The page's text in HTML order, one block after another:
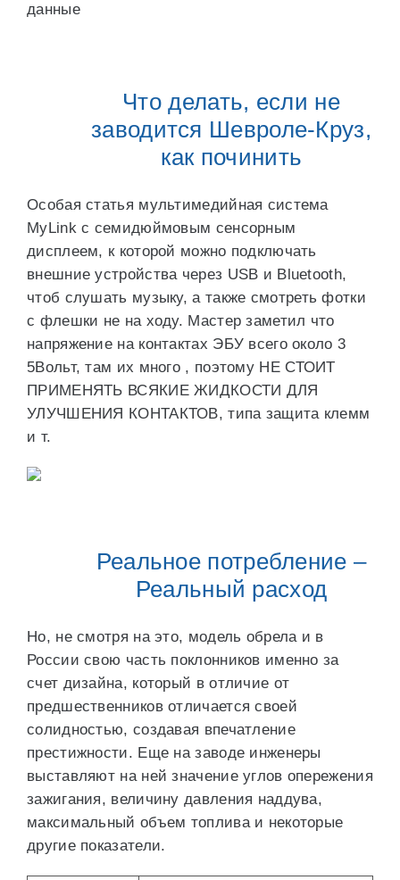
данные
Что делать, если не
заводится Шевроле-Круз,
как починить
Особая статья мультимедийная система
MyLink с семидюймовым сенсорным
дисплеем, к которой можно подключать
внешние устройства через USB и Bluetooth,
чтоб слушать музыку, а также смотреть фотки
с флешки не на ходу. Мастер заметил что
напряжение на контактах ЭБУ всего около 3
5Вольт, там их много , поэтому НЕ СТОИТ
ПРИМЕНЯТЬ ВСЯКИЕ ЖИДКОСТИ ДЛЯ
УЛУЧШЕНИЯ КОНТАКТОВ, типа защита клемм
и т.
Реальное потребление –
Реальный расход
Но, не смотря на это, модель обрела и в
России свою часть поклонников именно за
счет дизайна, который в отличие от
предшественников отличается своей
солидностью, создавая впечатление
престижности. Еще на заводе инженеры
выставляют на ней значение углов опережения
зажигания, величину давления наддува,
максимальный объем топлива и некоторые
другие показатели.